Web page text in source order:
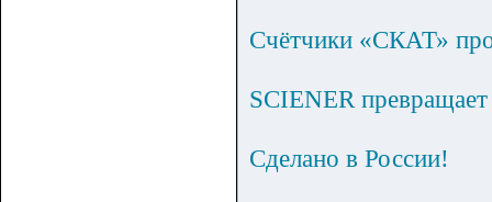
Счётчики «СКАТ»
SCIENER
Сделано в России!